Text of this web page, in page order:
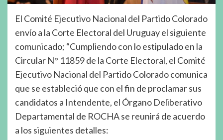
El Comité Ejecutivo Nacional del Partido Colorado
envío a la Corte Electoral del Uruguay el siguiente
comunicado; “Cumpliendo con lo estipulado en la
Circular N° 11859 de la Corte Electoral, el Comité
Ejecutivo Nacional del Partido Colorado comunica
que se estableció que con el fin de proclamar sus
candidatos a Intendente, el Órgano Deliberativo
Departamental de ROCHA se reunirá de acuerdo
a los siguientes detalles: